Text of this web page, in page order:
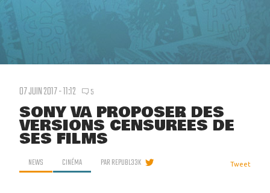
07 JUIN 2017 - 11:12 5
SONY VA PROPOSER DES
VERSIONS CENSURÉES DE
SES FILMS
NEWS CINÉMA PARREPUBL33K Tweet